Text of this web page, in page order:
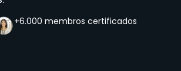
+6.000 membros certificados